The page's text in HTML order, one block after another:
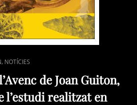
, NOTÍCIES
de Joan Guiton,
l’estudi realitzat en